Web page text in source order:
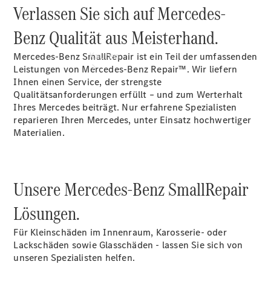
Kaufen
Sterne
Gebrauchtfahrzeugsuche
Verlassen Sie sich auf Mercedes-
Benz Qualität aus Meisterhand.
Mercedes-Benz SmallRepair ist ein Teil der umfassenden
Leistungen von Mercedes-Benz Repair™. Wir liefern
Ihnen einen Service, der strengste
Qualitätsanforderungen erfüllt – und zum Werterhalt
Ihres Mercedes beiträgt. Nur erfahrene Spezialisten
reparieren Ihren Mercedes, unter Einsatz hochwertiger
Materialien.
Unsere Mercedes-Benz SmallRepair
Lösungen.
Für Kleinschäden im Innenraum, Karosserie- oder
Lackschäden sowie Glasschäden - lassen Sie sich von
unseren Spezialisten helfen.